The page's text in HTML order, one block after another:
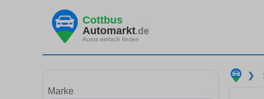
Cottbus
Automarkt.de
Autos einfach finden
Marke
❯